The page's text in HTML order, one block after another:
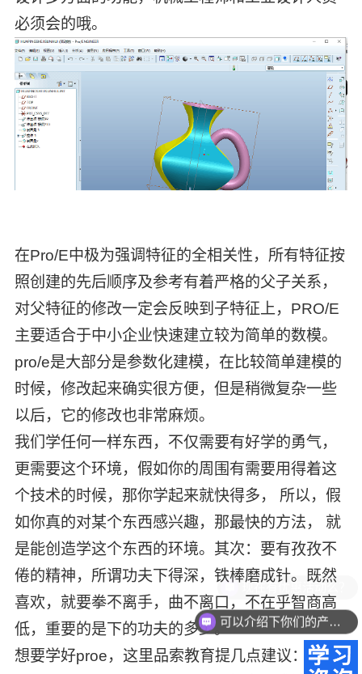
必须会的哦。
在Pro/E中极为强调特征的全相关性，所有特征按
照创建的先后顺序及参考有着严格的父子关系，
对父特征的修改一定会反映到子特征上，PRO/E
主要适合于中小企业快速建立较为简单的数模。
pro/e是大部分是参数化建模，在比较简单建模的
时候，修改起来确实很方便，但是稍微复杂一些
以后，它的修改也非常麻烦。
我们学任何一样东西，不仅需要有好学的勇气，
更需要这个环境，假如你的周围有需要用得着这
个技术的时候，那你学起来就快得多， 所以，假
如你真的对某个东西感兴趣，那最快的方法， 就
是能创造学这个东西的环境。其次：要有孜孜不
倦的精神，所谓功夫下得深，铁棒磨成针。既然
喜欢，就要拳不离手，曲不离口，不在乎智商高
低，重要的是下的功夫的多少。
想要学好proe，这里品索教育提几点建议：
可以介绍下你们的产品么？
现在有优惠活动么？